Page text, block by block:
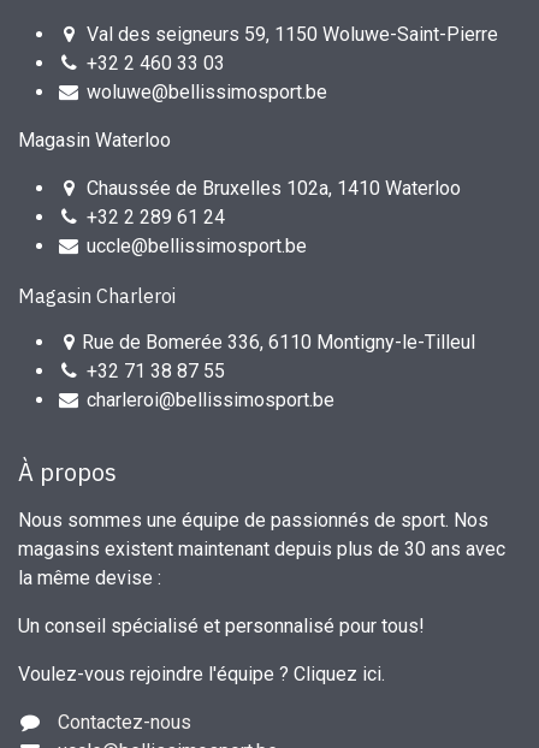
Val des seigneurs 59, 1150 Woluwe-Saint-Pierre
+32 2 460 33 03
woluwe@bellissimosport.be
Magasin Waterloo
Chaussée de Bruxelles 102a, 1410 Waterloo
+32 2 289 61 24
uccle@bellissimosport.be
Magasin Charleroi
Rue de Bomerée 336, 6110 Montigny-le-Tilleul
+32 71 38 87 55
charleroi@bellissimosport.be
À propos
Nous sommes une équipe de passionnés de sport. Nos
magasins existent maintenant depuis plus de 30 ans avec
la même devise :
Un conseil spécialisé et personnalisé pour tous!
Voulez-vous rejoindre l'équipe ? Cliquez ici.
Contactez-nous